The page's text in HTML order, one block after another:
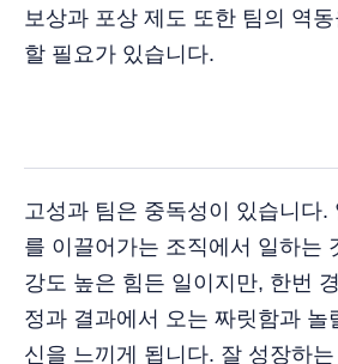
보상과 포상 제도 또한 팀의 역동
할 필요가 있습니다.
고성과 팀은 중독성이 있습니다.
를 이끌어가는 조직에서 일하는
강도 높은 힘든 일이지만, 한번
정과 결과에서 오는 짜릿함과 놀
신을 느끼게 됩니다. 잘 성장하